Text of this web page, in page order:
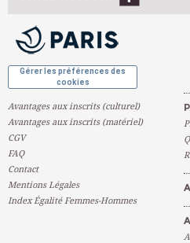
Gérer les préférences des
cookies
Avantages aux inscrits (culturel)
Avantages aux inscrits (matériel)
CGV
FAQ
Contact
Mentions Légales
Index Égalité Femmes-Hommes